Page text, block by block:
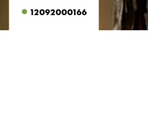
12092000166